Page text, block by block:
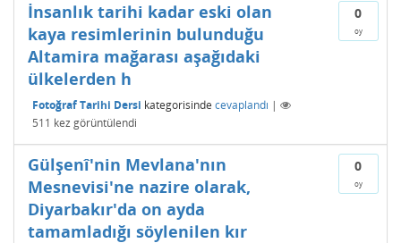
0
oy
İnsanlık tarihi kadar eski olan
kaya resimlerinin bulunduğu
Altamira mağarası aşağıdaki
ülkelerden h
Fotoğraf Tarihi Dersi kategorisinde cevaplandı |
511 kez görüntülendi
0
oy
Gülşenî'nin Mevlana'nın
Mesnevisi'ne nazire olarak,
Diyarbakır'da on ayda
tamamladığı söylenilen kır